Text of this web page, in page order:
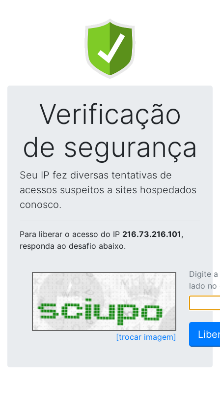
Verificação
de segurança
Seu IP fez diversas tentativas de
acessos suspeitos a sites hospedados
conosco.
Para liberar o acesso do IP 216.73.216.101,
responda ao desafio abaixo.
[trocar imagem]
Digite
lado no